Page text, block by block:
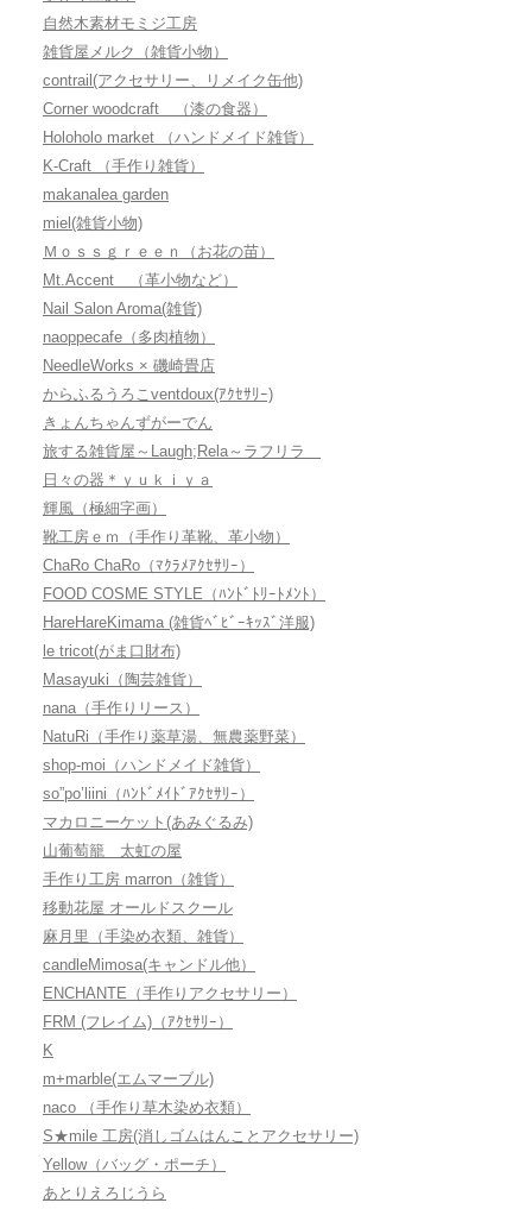
自然木素材モミジ工房
雑貨屋メルク（雑貨小物）
contrail(アクセサリー、リメイク缶他)
Corner woodcraft （漆の食器）
Holoholo market （ハンドメイド雑貨）
K-Craft （手作り雑貨）
makanalea garden
miel(雑貨小物)
Ｍｏｓｓｇｒｅｅｎ（お花の苗）
Mt.Accent （革小物など）
Nail Salon Aroma(雑貨)
naoppecafe（多肉植物）
NeedleWorks × 磯崎畳店
からふるうろこventdoux(ｱｸｾｻﾘｰ)
きょんちゃんずがーでん
旅する雑貨屋～Laugh;Rela～ラフリラ
日々の器＊ｙｕｋｉｙａ
輝風（極細字画）
靴工房ｅｍ（手作り革靴、革小物）
ChaRo ChaRo（ﾏｸﾗﾒｱｸｾｻﾘｰ）
FOOD COSME STYLE（ﾊﾝﾄﾞﾄﾘｰﾄﾒﾝﾄ）
HareHareKimama (雑貨ﾍﾞﾋﾞｰｷｯｽﾞ洋服)
le tricot(がま口財布)
Masayuki（陶芸雑貨）
nana（手作りリース）
NatuRi（手作り薬草湯、無農薬野菜）
shop-moi（ハンドメイド雑貨）
so”po’liini（ﾊﾝﾄﾞﾒｲﾄﾞｱｸｾｻﾘｰ）
マカロニーケット(あみぐるみ)
山葡萄籠 太虹の屋
手作り工房 marron（雑貨）
移動花屋 オールドスクール
麻月里（手染め衣類、雑貨）
candleMimosa(キャンドル他）
ENCHANTE（手作りアクセサリー）
FRM (フレイム)（ｱｸｾｻﾘｰ）
K
m+marble(エムマーブル)
naco （手作り草木染め衣類）
S★mile 工房(消しゴムはんことアクセサリー)
Yellow（バッグ・ポーチ）
あとりえろじうら